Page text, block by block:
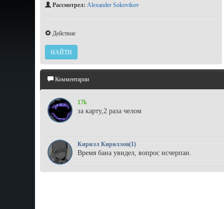
Рассмотрел: Alexander Sokovikov
Действие
НАЙТИ
Комментарии
17k
за карту,2 раза челом
Кирилл Кириллов(1)
Время бана увидел, вопрос исчерпан.